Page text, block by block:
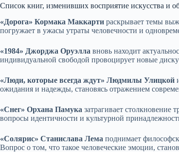
Список книг, изменивших восприятие искусства и
«Дорога» Кормака Маккарти раскрывает темы
погружает в ужасы утраты человечности и
«1984» Джорджа Оруэлла вновь находит
индивидуальной свободой провоцирует новые
«Люди, которые всегда ждут» Людмилы Улицкой
ожидания и надежды, становясь отражением
«Снег» Орхана Памука затрагивает
вопросы идентичности и культурной
«Солярис» Станислава Лема поднимает
Вопрос о том, что такое человеческие эмоции,